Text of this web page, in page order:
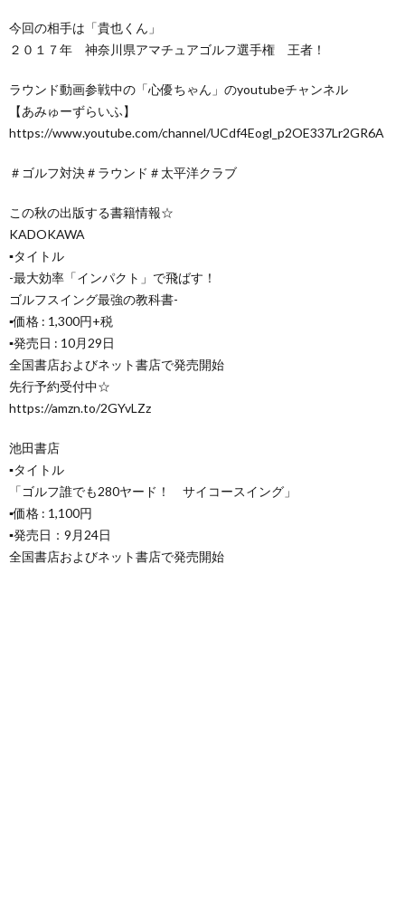
今回の相手は「貴也くん」
２０１７年 神奈川県アマチュアゴルフ選手権 王者！
ラウンド動画参戦中の「心優ちゃん」のyoutubeチャンネル
【あみゅーずらいふ】
https://www.youtube.com/channel/UCdf4Eogl_p2OE337Lr2GR6A
＃ゴルフ対決＃ラウンド＃太平洋クラブ
この秋の出版する書籍情報☆
KADOKAWA
▪️タイトル
-最大効率「インパクト」で飛ばす！
ゴルフスイング最強の教科書-
▪️価格 : 1,300円+税
▪️発売日 : 10月29日
全国書店およびネット書店で発売開始
先行予約受付中☆
https://amzn.to/2GYvLZz
池田書店
▪️タイトル
「ゴルフ誰でも280ヤード！ サイコースイング」
▪️価格 : 1,100円
▪️発売日：9月24日
全国書店およびネット書店で発売開始